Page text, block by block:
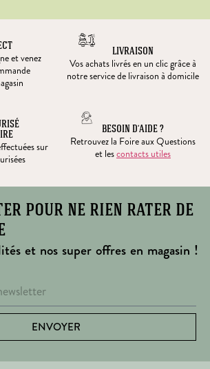
et venez
LIVRAISON
Vos achats livrés en un clic grâce à
notre service de livraison à domicile
sur
BESOIN D’AIDE ?
Retrouvez la Foire aux Questions
et lescontacts utiles
pour ne rien rater de
et nos super offres en magasin !
ENVOYER